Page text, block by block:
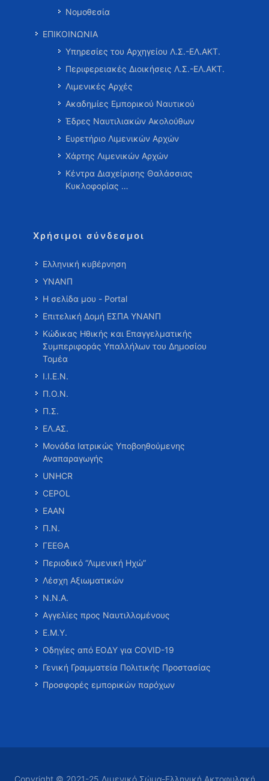
Νομοθεσία
ΕΠΙΚΟΙΝΩΝΙΑ
Υπηρεσίες του Αρχηγείου Λ.Σ.-ΕΛ.ΑΚΤ.
Περιφερειακές Διοικήσεις Λ.Σ.-ΕΛ.ΑΚΤ.
Λιμενικές Αρχές
Ακαδημίες Εμπορικού Ναυτικού
Έδρες Ναυτιλιακών Ακολούθων
Ευρετήριο Λιμενικών Αρχών
Χάρτης Λιμενικών Αρχών
Κέντρα Διαχείρισης Θαλάσσιας
Κυκλοφορίας …
Χρήσιμοι σύνδεσμοι
Ελληνική κυβέρνηση
ΥΝΑΝΠ
Η σελίδα μου - Portal
Επιτελική Δομή ΕΣΠΑ ΥΝΑΝΠ
Κώδικας Ηθικής και Επαγγελματικής
Συμπεριφοράς Υπαλλήλων του Δημοσίου
Τομέα
Ι.Ι.Ε.Ν.
Π.Ο.Ν.
Π.Σ.
ΕΛ.ΑΣ.
Μονάδα Ιατρικώς Υποβοηθούμενης
Αναπαραγωγής
UNHCR
CEPOL
ΕΑΑΝ
Π.Ν.
ΓΕΕΘΑ
Περιοδικό “Λιμενική Ηχώ”
Λέσχη Αξιωματικών
Ν.Ν.Α.
Αγγελίες προς Ναυτιλλομένους
Ε.Μ.Υ.
Οδηγίες από ΕΟΔΥ για COVID-19
Γενική Γραμματεία Πολιτικής Προστασίας
Προσφορές εμπορικών παρόχων
Copyright © 2021-25 Λιμενικό Σώμα-Ελληνική Ακτοφυλακή